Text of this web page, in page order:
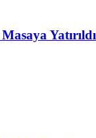
Yatırıldı